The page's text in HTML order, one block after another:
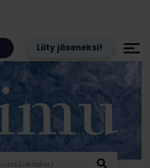
Liity jäseneksi!